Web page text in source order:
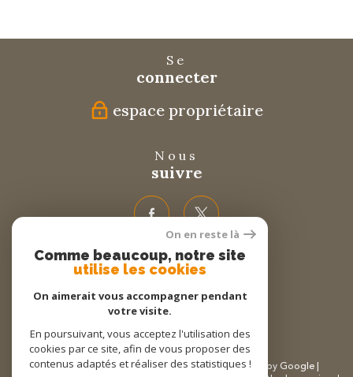
Se
connecter
espace propriétaire
Nous
suivre
Nous
© 2026 | Tous droits réservés | Traduction powered by Google |
On en reste là
Comme beaucoup, notre site
utilise les cookies
On aimerait vous accompagner pendant
votre visite.
En poursuivant, vous acceptez l'utilisation des
cookies par ce site, afin de vous proposer des
contenus adaptés et réaliser des statistiques !